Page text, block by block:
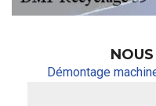
Démontage